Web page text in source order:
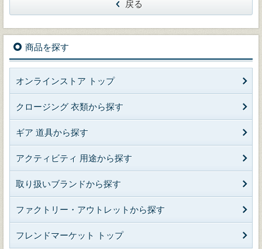
戻る
商品を探す
オンラインストア トップ
クロージング 衣類から探す
ギア 道具から探す
アクティビティ 用途から探す
取り扱いブランドから探す
ファクトリー・アウトレットから探す
フレンドマーケット トップ